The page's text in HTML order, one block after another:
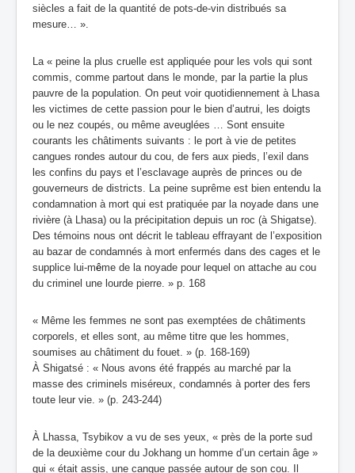
siècles a fait de la quantité de pots-de-vin distribués sa
mesure… ».
La « peine la plus cruelle est appliquée pour les vols qui sont
commis, comme partout dans le monde, par la partie la plus
pauvre de la population. On peut voir quotidiennement à Lhasa
les victimes de cette passion pour le bien d’autrui, les doigts
ou le nez coupés, ou même aveuglées … Sont ensuite
courants les châtiments suivants : le port à vie de petites
cangues rondes autour du cou, de fers aux pieds, l’exil dans
les confins du pays et l’esclavage auprès de princes ou de
gouverneurs de districts. La peine suprême est bien entendu la
condamnation à mort qui est pratiquée par la noyade dans une
rivière (à Lhasa) ou la précipitation depuis un roc (à Shigatse).
Des témoins nous ont décrit le tableau effrayant de l’exposition
au bazar de condamnés à mort enfermés dans des cages et le
supplice lui-même de la noyade pour lequel on attache au cou
du criminel une lourde pierre. » p. 168
« Même les femmes ne sont pas exemptées de châtiments
corporels, et elles sont, au même titre que les hommes,
soumises au châtiment du fouet. » (p. 168-169)
À Shigatsé : « Nous avons été frappés au marché par la
masse des criminels miséreux, condamnés à porter des fers
toute leur vie. » (p. 243-244)
À Lhassa, Tsybikov a vu de ses yeux, « près de la porte sud
de la deuxième cour du Jokhang un homme d’un certain âge »
qui « était assis, une cangue passée autour de son cou. Il